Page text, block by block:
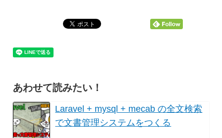
あわせて読みたい！
Laravel + mysql + mecab の全文検索
で文書管理システムをつくる